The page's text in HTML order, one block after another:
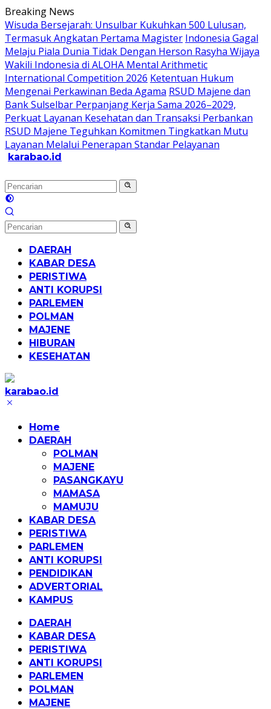
Langsung
ke
konten
Breaking News
Wisuda Bersejarah: Unsulbar Kukuhkan 500 Lulusan,
Termasuk Angkatan Pertama Magister Indonesia Gagal
Melaju Piala Dunia Tidak Dengan Herson Rasyha Wijaya
Wakili Indonesia di ALOHA Mental Arithmetic
International Competition 2026 Ketentuan Hukum
Mengenai Perkawinan Beda Agama RSUD Majene dan
Bank Sulselbar Perpanjang Kerja Sama 2026–2029,
Perkuat Layanan Kesehatan dan Transaksi Perbankan
RSUD Majene Teguhkan Komitmen Tingkatkan Mutu
Layanan Melalui Penerapan Standar Pelayanan
karabao.id
dan
Tajam
DAERAH
KABAR DESA
PERISTIWA
ANTI KORUPSI
PARLEMEN
POLMAN
MAJENE
HIBURAN
KESEHATAN
karabao.id
Tegas
TajamHome
DAERAH
POLMAN
MAJENE
PASANGKAYU
MAMASA
MAMUJU
KABAR DESA
PERISTIWA
PARLEMEN
ANTI KORUPSI
PENDIDIKAN
ADVERTORIAL
KAMPUS
DAERAH
KABAR DESA
PERISTIWA
ANTI KORUPSI
PARLEMEN
POLMAN
MAJENE